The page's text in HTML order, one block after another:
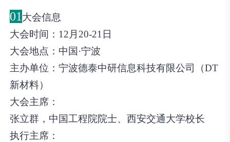
01大会信息
大会时间： 12月20-21日
大会地点： 中国·宁波
主办单位：宁波德泰中研信息科技有限公司（DT
新材料）
大会主席：
张立群，中国工程院院士、西安交通大学校长
执行主席：